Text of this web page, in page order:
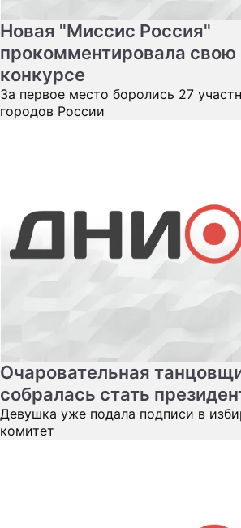
Новая "Миссис Россия"
прокомментировала свою
конкурсе
За первое место боролись 27
городов России
Очаровательная
собралась стать
Девушка уже подала подписи в
комитет